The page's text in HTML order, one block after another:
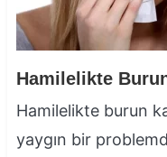
Hamilelikte
Hamilelikte burun
yaygın bir